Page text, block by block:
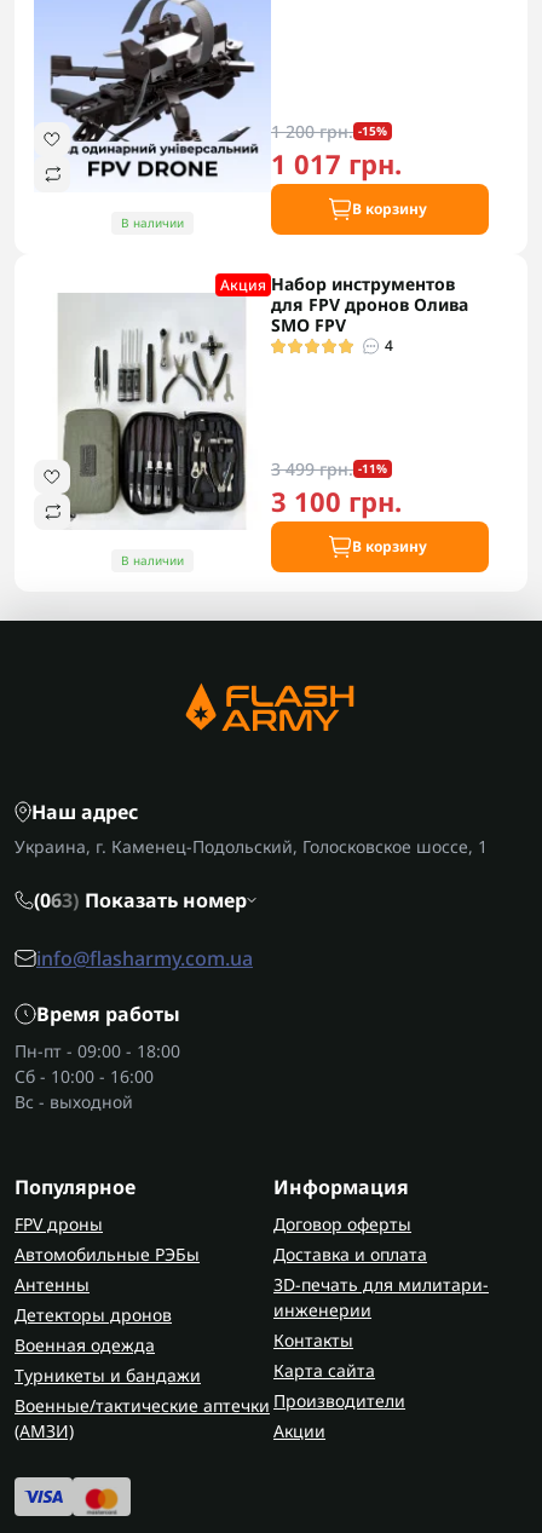
В наличии
1 200 грн. -15%
1 017 грн.
В корзину
Акция
В наличии
Набор инструментов
для FPV дронов Олива
SMO FPV
4
3 499 грн. -11%
3 100 грн.
В корзину
Наш адрес
Украина, г. Каменец-Подольский, Голосковское шоссе, 1
(063) Показать номер
info@flasharmy.com.ua
Время работы
Пн-пт - 09:00 - 18:00
Сб - 10:00 - 16:00
Вс - выходной
Популярное
FPV дроны
Автомобильные РЭБы
Антенны
Детекторы дронов
Военная одежда
Турникеты и бандажи
Военные/тактические аптечки
(AMЗИ)
Информация
Договор оферты
Доставка и оплата
3D-печать для милитари-
инженерии
Контакты
Карта сайта
Производители
Акции